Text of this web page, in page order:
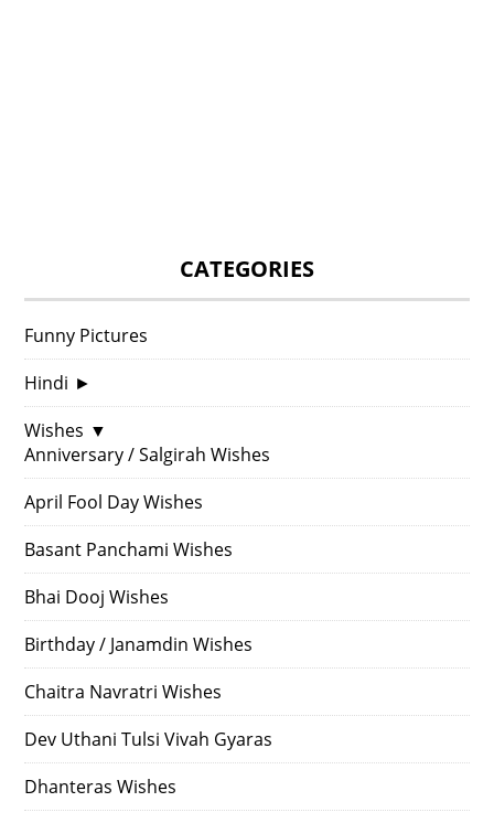
CATEGORIES
Funny Pictures
Hindi ►
Wishes ▼
Anniversary / Salgirah Wishes
April Fool Day Wishes
Basant Panchami Wishes
Bhai Dooj Wishes
Birthday / Janamdin Wishes
Chaitra Navratri Wishes
Dev Uthani Tulsi Vivah Gyaras
Dhanteras Wishes